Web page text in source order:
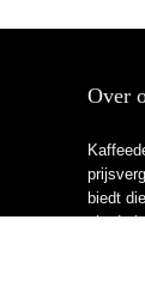
Over
biedt
via de